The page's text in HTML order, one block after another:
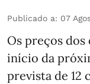
Publicado a: 07
Os preços
início da
prevista de 12